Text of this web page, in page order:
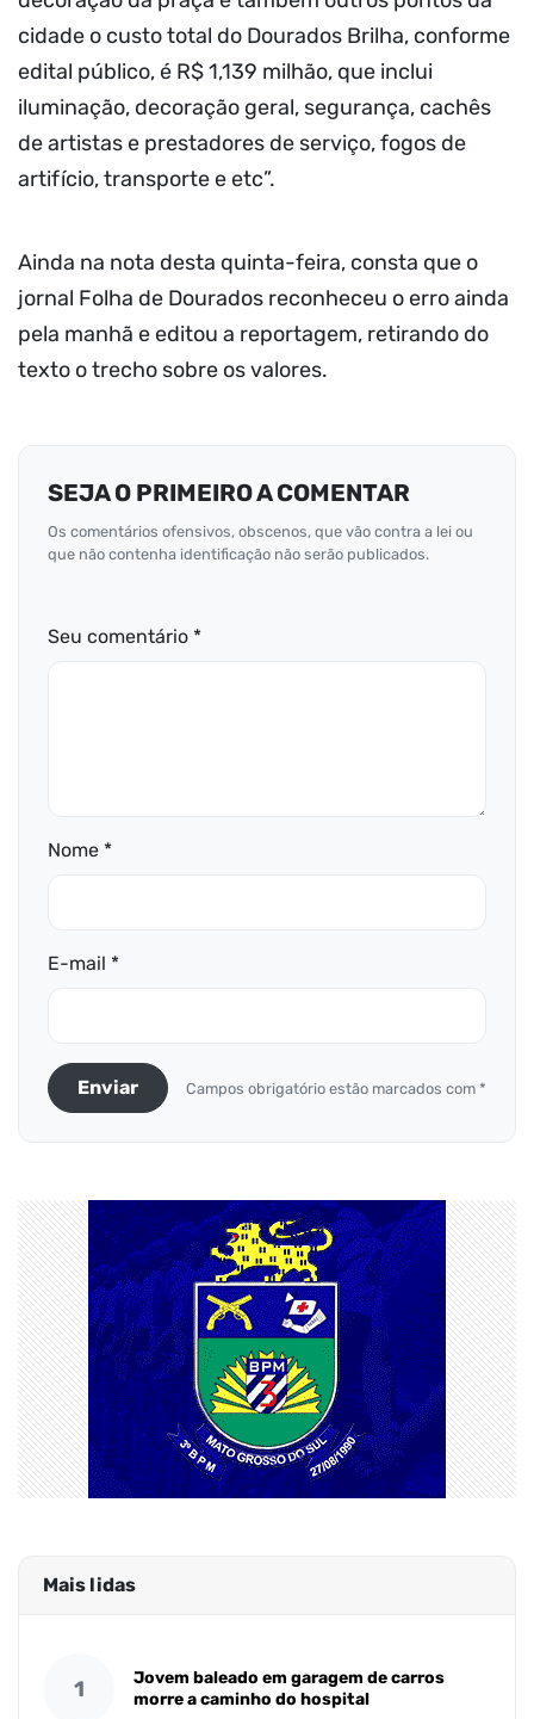
cidade o custo total do Dourados Brilha, conforme
edital público, é R$ 1,139 milhão, que inclui
iluminação, decoração geral, segurança, cachês
de artistas e prestadores de serviço, fogos de
artifício, transporte e etc”.
Ainda na nota desta quinta-feira, consta que o
jornal Folha de Dourados reconheceu o erro ainda
pela manhã e editou a reportagem, retirando do
texto o trecho sobre os valores.
SEJA O PRIMEIRO A COMENTAR
Os comentários ofensivos, obscenos, que vão contra a lei ou
que não contenha identificação não serão publicados.
Seu comentário *
Nome *
E-mail *
Enviar Campos obrigatório estão marcados com *
Mais lidas
1
Jovem baleado em garagem de carros
morre a caminho do hospital